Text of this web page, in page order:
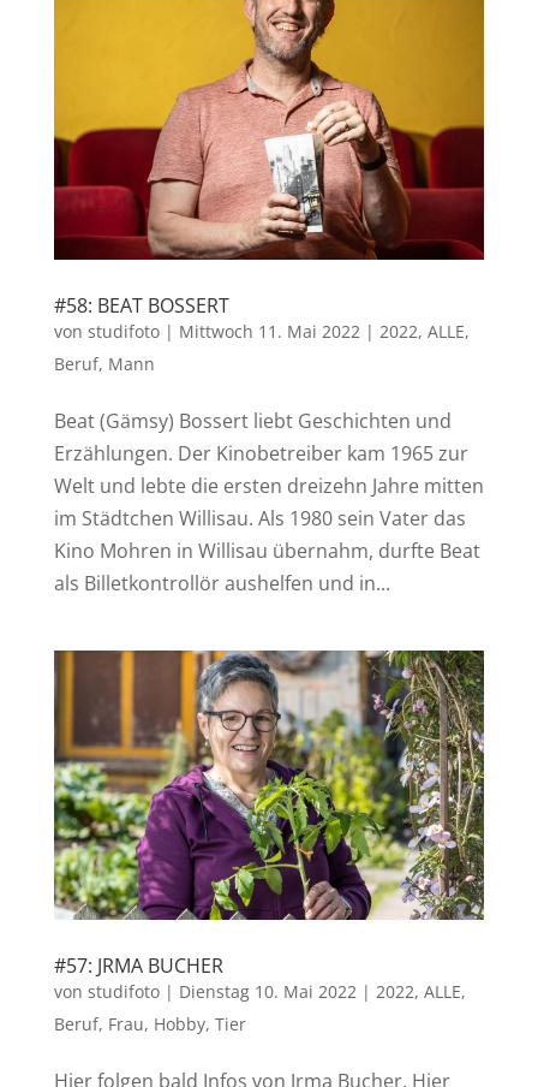
#58: BEAT BOSSERT
von studifoto| Mittwoch 11. Mai 2022| 2022, ALLE,
Beruf, Mann
Beat (Gämsy) Bossert liebt Geschichten und
Erzählungen. Der Kinobetreiber kam 1965 zur
Welt und lebte die ersten dreizehn Jahre mitten
im Städtchen Willisau. Als 1980 sein Vater das
Kino Mohren in Willisau übernahm, durfte Beat
als Billetkontrollör aushelfen und in...
#57: JRMA BUCHER
von studifoto| Dienstag 10. Mai 2022| 2022, ALLE,
Beruf, Frau, Hobby, Tier
Hier folgen bald Infos von Jrma Bucher. Hier